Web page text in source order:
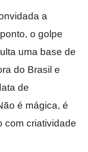
a
o golpe
uma base de
do Brasil e
de
é mágica, é
com criatividade